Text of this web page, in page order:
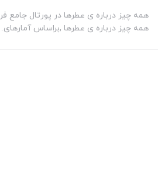
همه چیز درباره ی عطرها در پورتال جامع
همه چیز درباره ی عطرها ,براساس